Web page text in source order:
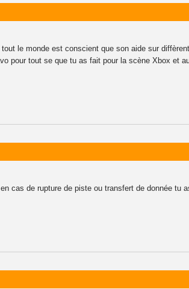
le monde est conscient que son aide sur
pour tout se que tu as fait pour la scène Xbox et
cas de rupture de piste ou transfert de donnée tu